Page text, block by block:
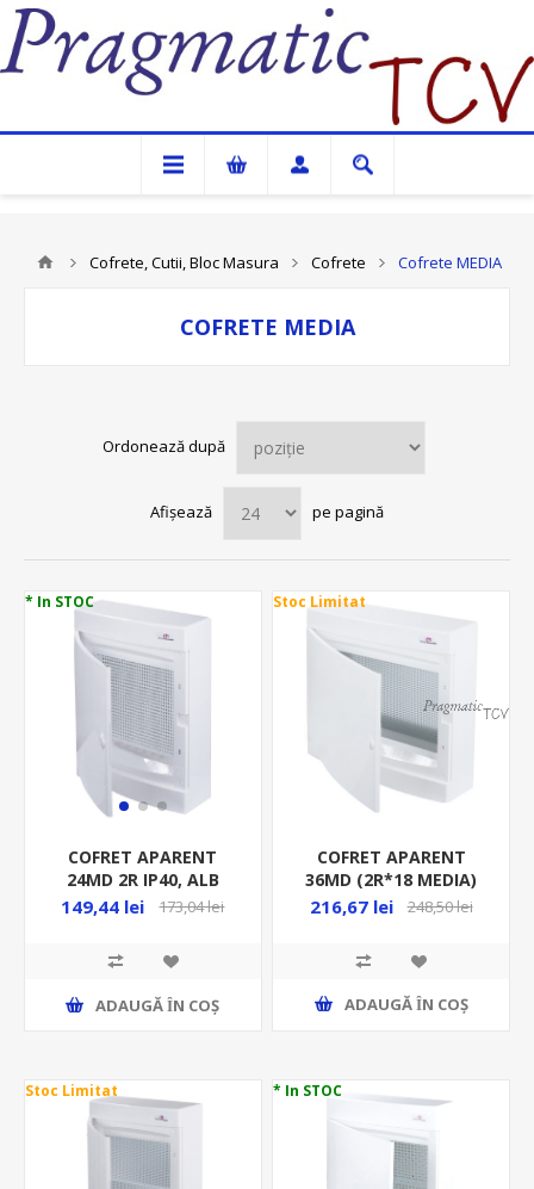
Pragmatic TCV
Cofrete, Cutii, Bloc Masura Cofrete Cofrete MEDIA
COFRETE MEDIA
Ordonează după
Afișează pe pagină
* In STOC
COFRET APARENT
24MD 2R IP40, ALB
ECT24MEDIAPO
149,44 lei 173,04 lei
ADAUGĂ ȊN COŞ
Stoc Limitat
COFRET APARENT
36MD (2R*18 MEDIA)
IP40, ALB MEDIA
216,67 lei 248,50 lei
ADAUGĂ ȊN COŞ
Stoc Limitat * In STOC